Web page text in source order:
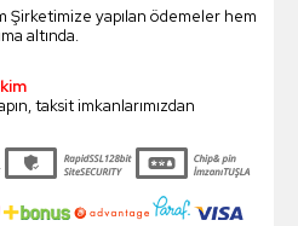
Şirketimize yapılan ödemeler hem
altında.
taksit imkanlarımızdan